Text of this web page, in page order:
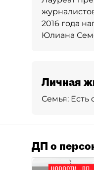
2016 года
Юлиана
Личная
Семья: Есть
ДП о